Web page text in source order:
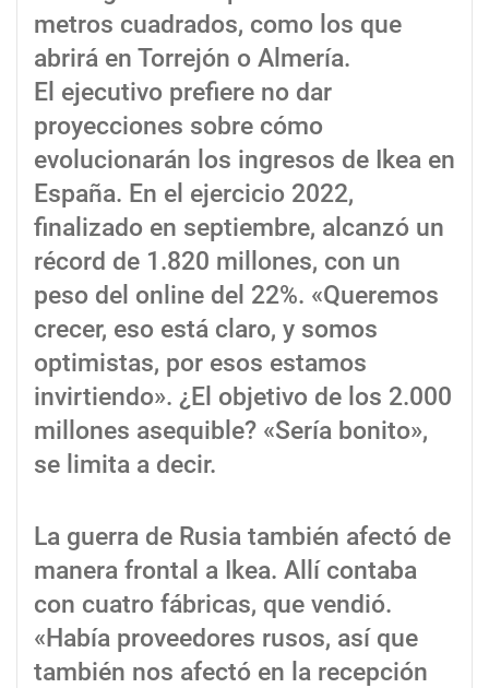
metros cuadrados, como los que
abrirá en Torrejón o Almería.
El ejecutivo prefiere no dar
proyecciones sobre cómo
evolucionarán los ingresos de Ikea en
España. En el ejercicio 2022,
finalizado en septiembre, alcanzó un
récord de 1.820 millones, con un
peso del online del 22%. «Queremos
crecer, eso está claro, y somos
optimistas, por esos estamos
invirtiendo». ¿El objetivo de los 2.000
millones asequible? «Sería bonito»,
se limita a decir.
La guerra de Rusia también afectó de
manera frontal a Ikea. Allí contaba
con cuatro fábricas, que vendió.
«Había proveedores rusos, así que
también nos afectó en la recepción